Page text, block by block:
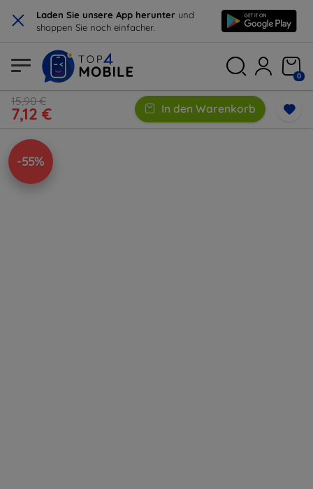
× Laden Sie unsere App herunter und
shoppen Sie noch einfacher.
0
15,90 €
7,12 € In den Warenkorb
-55%